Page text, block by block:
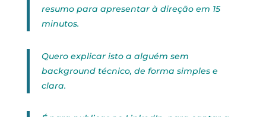
resumo para apresentar à direção em 15
minutos.
Quero explicar isto a alguém sem
background técnico, de forma simples e
clara.